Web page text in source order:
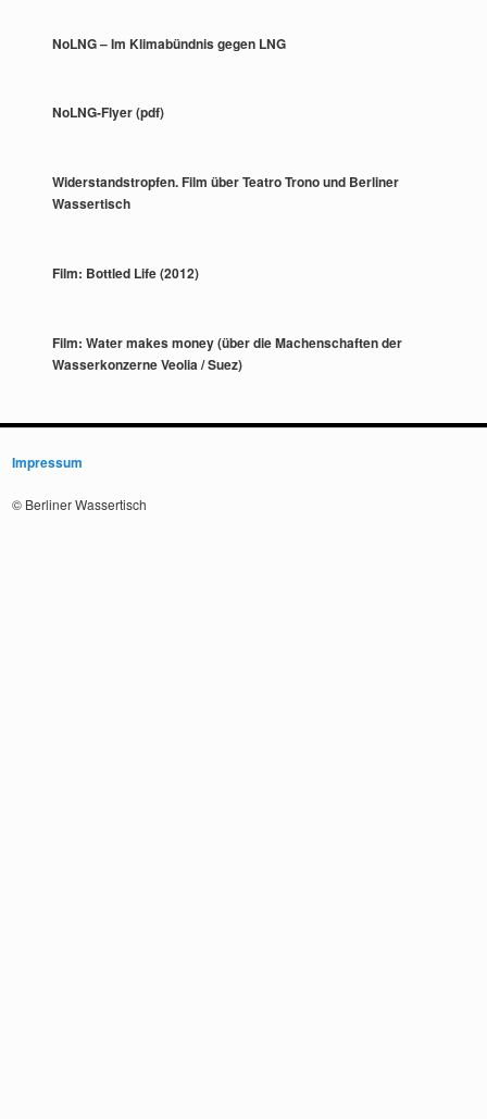
NoLNG – Im Klimabündnis gegen LNG
NoLNG-Flyer (pdf)
Widerstandstropfen. Film über Teatro Trono und Berliner
Wassertisch
Film: Bottled Life (2012)
Film: Water makes money (über die Machenschaften der
Wasserkonzerne Veolia / Suez)
Impressum
© Berliner Wassertisch